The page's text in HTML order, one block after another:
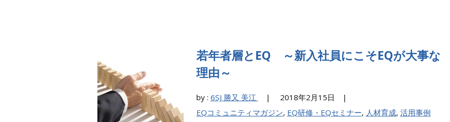
若年者層とEQ ～新入社員にこそEQが大事な
理由～
by : 6SJ 勝又 美江 |
2018年2月15日 |
EQコミュニティマガジン, EQ研修・EQセミナー, 人材育成, 活用事例